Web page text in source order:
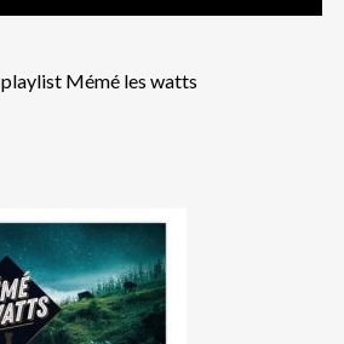
playlist Mémé les watts